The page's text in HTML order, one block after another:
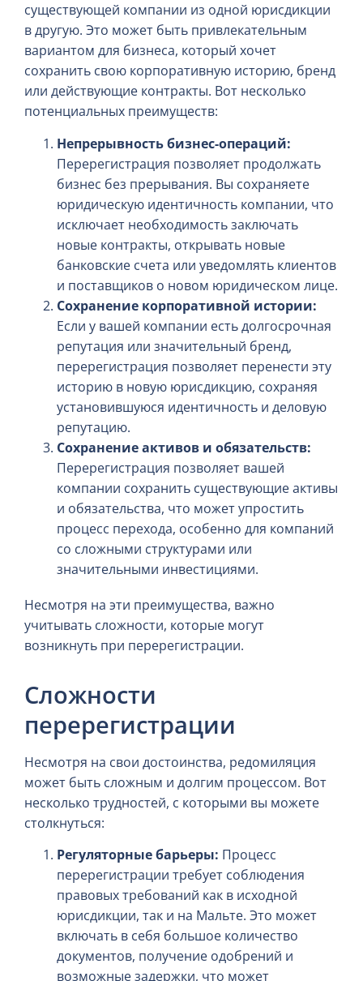
существующей компании из одной юрисдикции
в другую. Это может быть привлекательным
вариантом для бизнеса, который хочет
сохранить свою корпоративную историю, бренд
или действующие контракты. Вот несколько
потенциальных преимуществ:
Непрерывность бизнес-операций:
Перерегистрация позволяет продолжать
бизнес без прерывания. Вы сохраняете
юридическую идентичность компании, что
исключает необходимость заключать
новые контракты, открывать новые
банковские счета или уведомлять клиентов
и поставщиков о новом юридическом лице.
Сохранение корпоративной истории:
Если у вашей компании есть долгосрочная
репутация или значительный бренд,
перерегистрация позволяет перенести эту
историю в новую юрисдикцию, сохраняя
установившуюся идентичность и деловую
репутацию.
Сохранение активов и обязательств:
Перерегистрация позволяет вашей
компании сохранить существующие активы
и обязательства, что может упростить
процесс перехода, особенно для компаний
со сложными структурами или
значительными инвестициями.
Несмотря на эти преимущества, важно
учитывать сложности, которые могут
возникнуть при перерегистрации.
Сложности
перерегистрации
Несмотря на свои достоинства, редомиляция
может быть сложным и долгим процессом. Вот
несколько трудностей, с которыми вы можете
столкнуться:
Регуляторные барьеры: Процесс
перерегистрации требует соблюдения
правовых требований как в исходной
юрисдикции, так и на Мальте. Это может
включать в себя большое количество
документов, получение одобрений и
возможные задержки, что может